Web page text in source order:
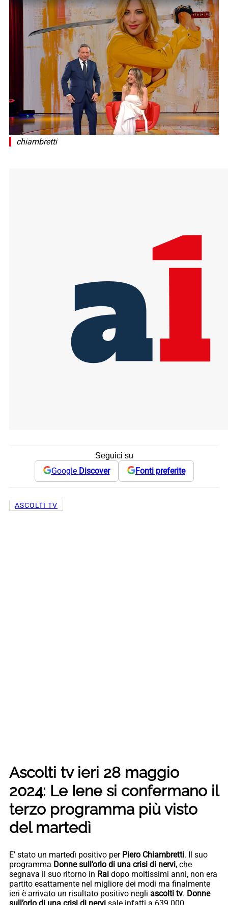
chiambretti
Seguici su
Google Discover Fonti preferite
ASCOLTI TV
Ascolti tv ieri 28 maggio
2024: Le Iene si confermano il
terzo programma più visto
del martedì
E’ stato un martedì positivo per Piero Chiambretti. Il suo
programma Donne sull’orlo di una crisi di nervi, che
segnava il suo ritorno in Rai dopo moltissimi anni, non era
partito esattamente nel migliore dei modi ma finalmente
ieri è arrivato un risultato positivo negli ascolti tv. Donne
sull’orlo di una crisi di nervi sale infatti a 639.000